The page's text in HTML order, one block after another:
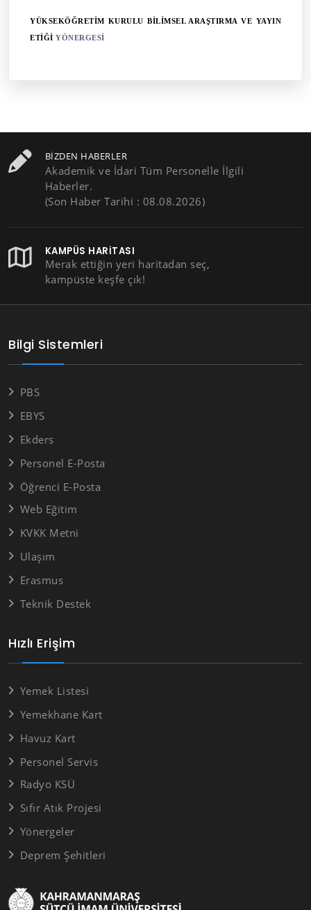
YÜKSEKÖĞRETİM KURULU BİLİMSEL ARAŞTIRMA VE YAYIN
ETİĞİ YÖNERGESİ
BIZDEN HABERLER
Akademik ve İdari Tüm Personelle İlgili
Haberler.
(Son Haber Tarihi : 08.08.2026)
KAMPÜS HARITASI
Merak ettiğin yeri haritadan seç,
kampüste keşfe çık!
Hızlı Erişim
Yemek Listesi
Yemekhane Kart
Havuz Kart
Personel Servis
Radyo KSÜ
Sıfır Atık Projesi
Yönergeler
Deprem Şehitleri
Bilgi Sistemleri
PBS
EBYS
Ekders
Personel E-Posta
Öğrenci E-Posta
Web Eğitim
KVKK Metni
Ulaşım
Erasmus
Teknik Destek